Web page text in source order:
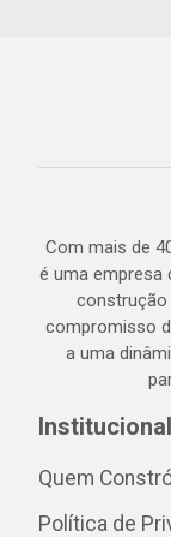
Com mais de
é uma empresa
construção
compromisso
a uma
Institucional
Quem
Política de